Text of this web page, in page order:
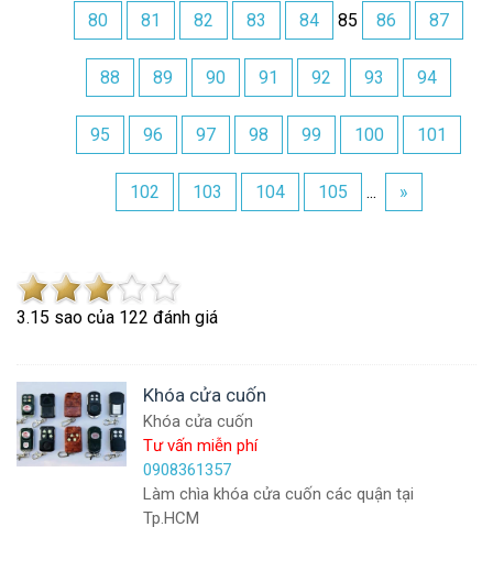
80 81 82 83 84 85 86 87
88 89 90 91 92 93 94
95 96 97 98 99 100 101
102 103 104 105 ... »
3.15 sao của 122 đánh giá
Khóa cửa cuốn
Khóa cửa cuốn
Tư vấn miễn phí
0908361357
Làm chìa khóa cửa cuốn các quận tại
Tp.HCM